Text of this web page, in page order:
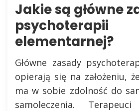
Jakie są główne
psychoterapii
elementarnej?
Główne zasady
opierają się na założeniu,
ma w sobie zdolność do
samoleczenia.